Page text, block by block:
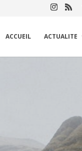
ACCUEIL ACTUALITE